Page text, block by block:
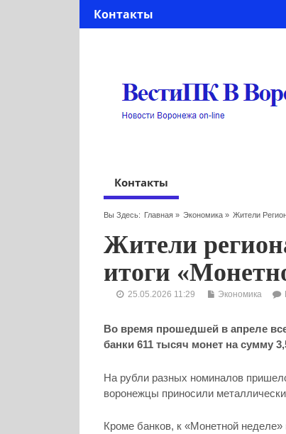
Контакты
Контакты
Вы Здесь: Главная» Экономика » Жители
Жители
итоги
25.05.2026 11:29 Экономика
Во время прошедшей в апреле
банки 611 тысяч монет на сумму
На рубли разных номиналов
воронежцы приносили
Кроме банков, к «Монетной